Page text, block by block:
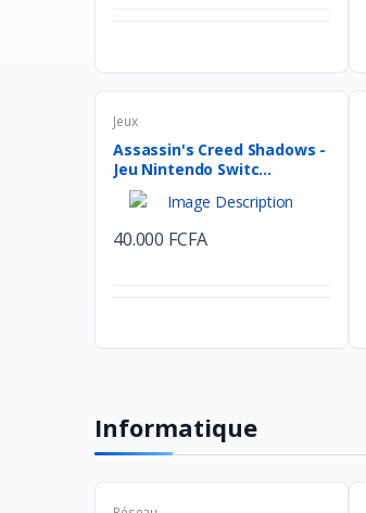
Jeux
Assassin's Creed Shadows -
Jeu Nintendo Switc...
40.000 FCFA
Informatique